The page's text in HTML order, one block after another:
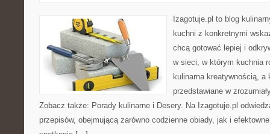
Izagotuje.pl to blog
kuchni z konkretnymi
chcą gotować lepiej i
w sieci, w którym kuchnia
kulinarna kreatywnością, a
przedstawiane w
Zobacz także: Porady kulinarne i Desery. Na Izagotuje.pl
przepisów, obejmującą zarówno codzienne obiady, jak i